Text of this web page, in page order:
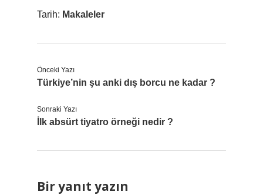
Tarih: Makaleler
Önceki Yazı
Türkiye’nin şu anki dış borcu ne kadar ?
Sonraki Yazı
İlk absürt tiyatro örneği nedir ?
Bir yanıt yazın